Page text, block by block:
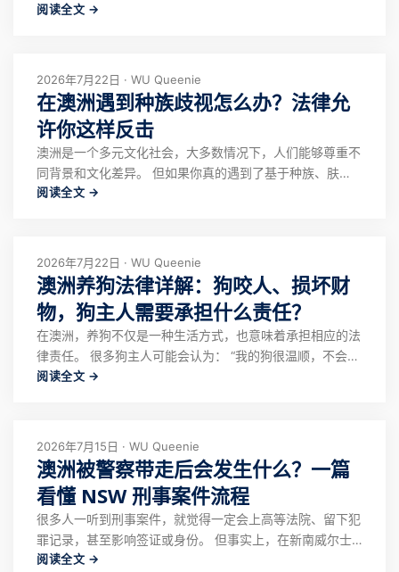
程，很容易因为处理不当影响保险理赔，甚至承担不必要的
料交换、拖车注意事项、保险理赔以及 CT
阅读全文 →
2026年7月22日 · WU Queenie
在澳洲遇到种族歧视怎么办？法律允
许你这样反击
澳洲是一个多元文化社会，大多数情况下，人们能够尊重不
同背景和文化差异。 但如果你真的遇到了基于种族、肤
色、国籍或文化背景的歧视行为，也需要知道： 你不是只
况时，第一反应可能是： “忍一下就过去了。
阅读全文 →
2026年7月22日 · WU Queenie
澳洲养狗法律详解：狗咬人、损坏财
物，狗主人需要承担什么责任？
在澳洲，养狗不仅是一种生活方式，也意味着承担相应的法
律责任。 很多狗主人可能会认为： “我的狗很温顺，不会攻
击别人。”“它只是想和别人玩。”“没有真的咬伤，就不算违
损失，以及主人是否履行了合理
阅读全文 →
2026年7月15日 · WU Queenie
澳洲被警察带走后会发生什么？一篇
看懂 NSW 刑事案件流程
很多人一听到刑事案件，就觉得一定会上高等法院、留下犯
罪记录，甚至影响签证或身份。 但事实上，在新南威尔士
州（NSW），绝大多数刑事案件都会在 Local Court of
阅读全文 →